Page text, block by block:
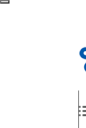
ペ
メ